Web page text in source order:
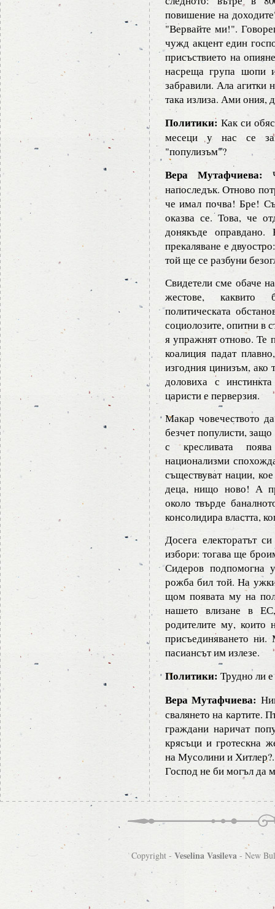
повишение на
"Вервайте ми!".
чужд акцент един
присъствието на
насреща група шопи
забравили. Ала
така излиза. Ами ония,
Политики: Как си
месеци у нас се
"популизъм"?
Вера Мутафчиева:
напоследък. Отново
че имал почва! Бре!
оказва се. Това, че
донякъде
прекаляване е
той ще се разбуни
Свидетели сме обаче
жестове, каквито
политическата
социолозите, опитни в
я упражнят отново. Те
коалиция падат
изгодния цинизъм,
доловиха с
царисти е перверзия.
Макар човечеството
безчет популисти,
с кресливата
национализми
съществуват нации,
деца, нищо ново! А
около твърде
консолидира властта,
Досега електоратът
избори: тогава ще
Сидеров подпомогна
рожба бил той. На
щом появата му на
нашето влизане в
родителите му, които
присъединяването ни.
пасиансът им излезе.
Политики: Трудно ли е
Вера Мутафчиева:
свалянето на картите.
граждани наричат
крясъци и гротескна
на Мусолини и
Господ не би могъл да
Copyright - Veselina Vasileva- New